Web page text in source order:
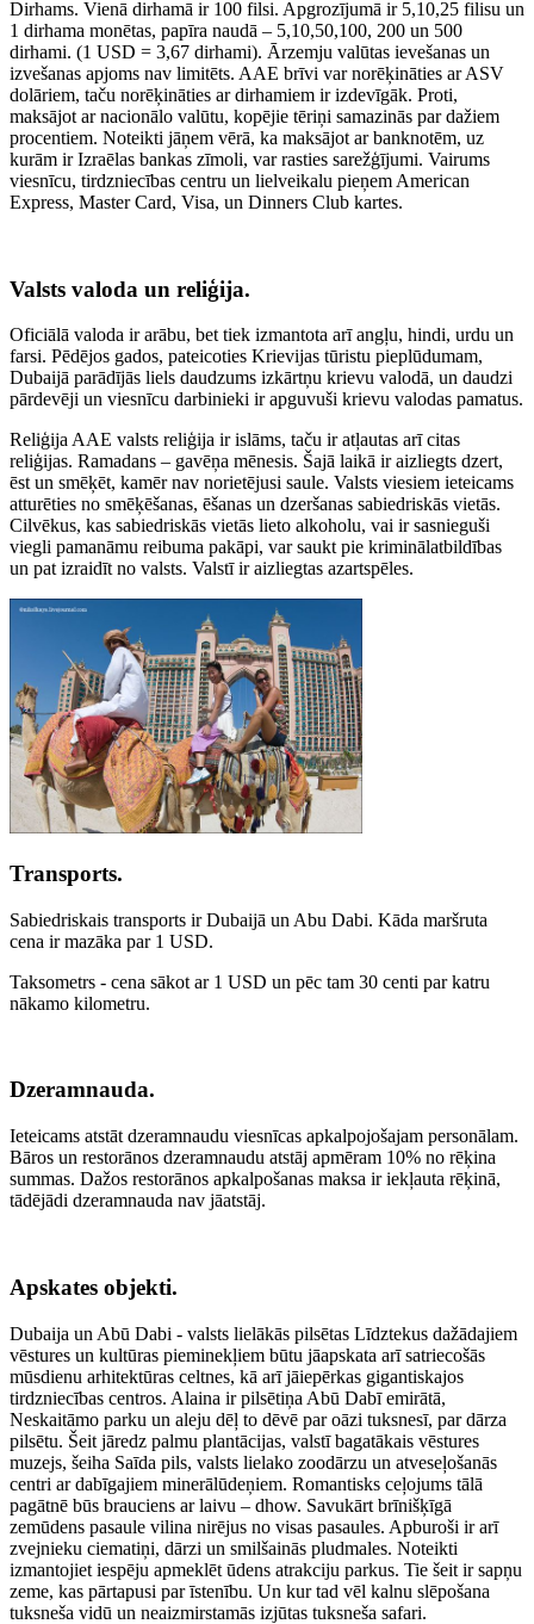
Dirhams. Vienā dirhamā ir 100 filsi. Apgrozījumā ir 5,10,25 filisu un
1 dirhama monētas, papīra naudā – 5,10,50,100, 200 un 500
dirhami. (1 USD = 3,67 dirhami). Ārzemju valūtas ievešanas un
izvešanas apjoms nav limitēts. AAE brīvi var norēķināties ar ASV
dolāriem, taču norēķināties ar dirhamiem ir izdevīgāk. Proti,
maksājot ar nacionālo valūtu, kopējie tēriņi samazinās par dažiem
procentiem. Noteikti jāņem vērā, ka maksājot ar banknotēm, uz
kurām ir Izraēlas bankas zīmoli, var rasties sarežģījumi. Vairums
viesnīcu, tirdzniecības centru un lielveikalu pieņem American
Express, Master Card, Visa, un Dinners Club kartes.
Valsts valoda un reliģija.
Oficiālā valoda ir arābu, bet tiek izmantota arī angļu, hindi, urdu un
farsi. Pēdējos gados, pateicoties Krievijas tūristu pieplūdumam,
Dubaijā parādījās liels daudzums izkārtņu krievu valodā, un daudzi
pārdevēji un viesnīcu darbinieki ir apguvuši krievu valodas pamatus.
Reliģija AAE valsts reliģija ir islāms, taču ir atļautas arī citas
reliģijas. Ramadans – gavēņa mēnesis. Šajā laikā ir aizliegts dzert,
ēst un smēķēt, kamēr nav norietējusi saule. Valsts viesiem ieteicams
atturēties no smēķēšanas, ēšanas un dzeršanas sabiedriskās vietās.
Cilvēkus, kas sabiedriskās vietās lieto alkoholu, vai ir sasnieguši
viegli pamanāmu reibuma pakāpi, var saukt pie kriminālatbildības
un pat izraidīt no valsts. Valstī ir aizliegtas azartspēles.
Transports.
Sabiedriskais transports ir Dubaijā un Abu Dabi. Kāda maršruta
cena ir mazāka par 1 USD.
Taksometrs - cena sākot ar 1 USD un pēc tam 30 centi par katru
nākamo kilometru.
Dzeramnauda.
Ieteicams atstāt dzeramnaudu viesnīcas apkalpojošajam personālam.
Bāros un restorānos dzeramnaudu atstāj apmēram 10% no rēķina
summas. Dažos restorānos apkalpošanas maksa ir iekļauta rēķinā,
tādējādi dzeramnauda nav jāatstāj.
Apskates objekti.
Dubaija un Abū Dabi - valsts lielākās pilsētas Līdztekus dažādajiem
vēstures un kultūras pieminekļiem būtu jāapskata arī satriecošās
mūsdienu arhitektūras celtnes, kā arī jāiepērkas gigantiskajos
tirdzniecības centros. Alaina ir pilsētiņa Abū Dabī emirātā,
Neskaitāmo parku un aleju dēļ to dēvē par oāzi tuksnesī, par dārza
pilsētu. Šeit jāredz palmu plantācijas, valstī bagatākais vēstures
muzejs, šeiha Saīda pils, valsts lielako zoodārzu un atveseļošanās
centri ar dabīgajiem minerālūdeņiem. Romantisks ceļojums tālā
pagātnē būs brauciens ar laivu – dhow. Savukārt brīnišķīgā
zemūdens pasaule vilina nirējus no visas pasaules. Apburoši ir arī
zvejnieku ciematiņi, dārzi un smilšainās pludmales. Noteikti
izmantojiet iespēju apmeklēt ūdens atrakciju parkus. Tie šeit ir sapņu
zeme, kas pārtapusi par īstenību. Un kur tad vēl kalnu slēpošana
tuksneša vidū un neaizmirstamās izjūtas tuksneša safari.